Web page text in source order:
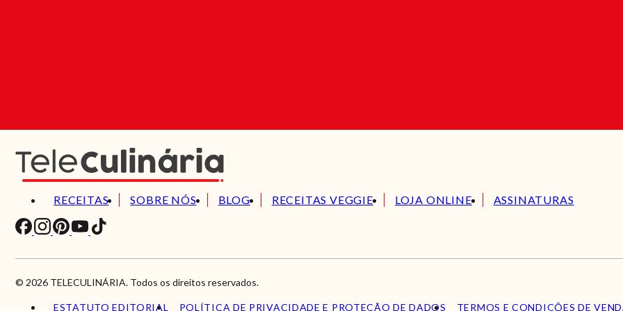
RECEITAS SOBRE NÓS BLOG RECEITAS VEGGIE LOJA ONLINE ASSINATURAS
© 2026 TELECULINÁRIA. Todos os direitos reservados.
ESTATUTO EDITORIAL POLÍTICA DE PRIVACIDADE E PROTEÇÃO DE DADOS TERMOS E CONDIÇÕES DE